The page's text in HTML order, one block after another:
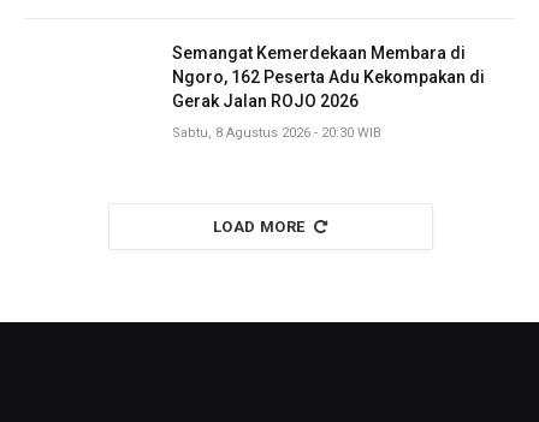
Semangat Kemerdekaan Membara di
Ngoro, 162 Peserta Adu Kekompakan di
Gerak Jalan ROJO 2026
Sabtu, 8 Agustus 2026 - 20:30 WIB
LOAD MORE